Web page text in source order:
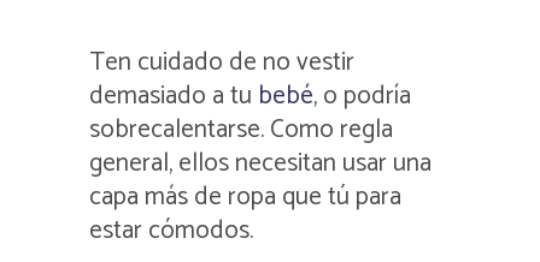
Ten cuidado de no vestir
demasiado a tu bebé, o podría
sobrecalentarse. Como regla
general, ellos necesitan usar una
capa más de ropa que tú para
estar cómodos.